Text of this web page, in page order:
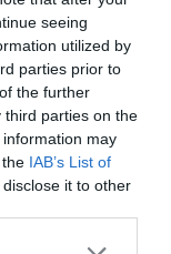
seeing
utilized by
parties prior to
the further
third parties on the
information may
IAB’s List of
it to other
y los
del
debe
la política.
que deben
y en la
una